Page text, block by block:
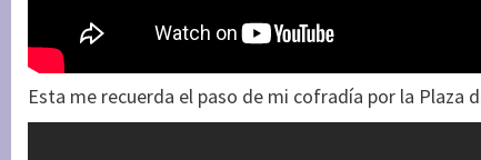
Esta me recuerda el paso de mi cofradía por la Plaza